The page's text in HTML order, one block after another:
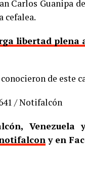
Carlos Guanipa
cefalea.
libertad plena
de este
/ Notifalcón
y en